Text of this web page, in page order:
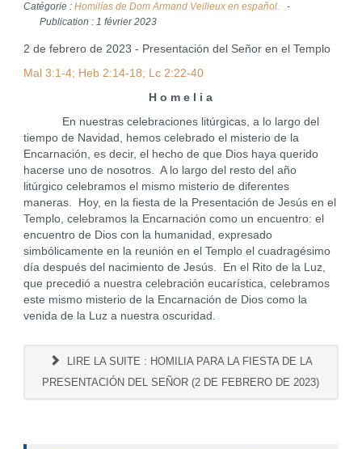
Catégorie : Homilías de Dom Armand Veilleux en español.
Publication : 1 février 2023
2 de febrero de 2023 - Presentación del Señor en el Templo
Mal 3:1-4; Heb 2:14-18; Lc 2:22-40
H o m e l i a
En nuestras celebraciones litúrgicas, a lo largo del
tiempo de Navidad, hemos celebrado el misterio de la
Encarnación, es decir, el hecho de que Dios haya querido
hacerse uno de nosotros. A lo largo del resto del año
litúrgico celebramos el mismo misterio de diferentes
maneras. Hoy, en la fiesta de la Presentación de Jesús en el
Templo, celebramos la Encarnación como un encuentro: el
encuentro de Dios con la humanidad, expresado
simbólicamente en la reunión en el Templo el cuadragésimo
día después del nacimiento de Jesús. En el Rito de la Luz,
que precedió a nuestra celebración eucarística, celebramos
este mismo misterio de la Encarnación de Dios como la
venida de la Luz a nuestra oscuridad.
LIRE LA SUITE : HOMILIA PARA LA FIESTA DE LA
PRESENTACIÓN DEL SEÑOR (2 DE FEBRERO DE 2023)